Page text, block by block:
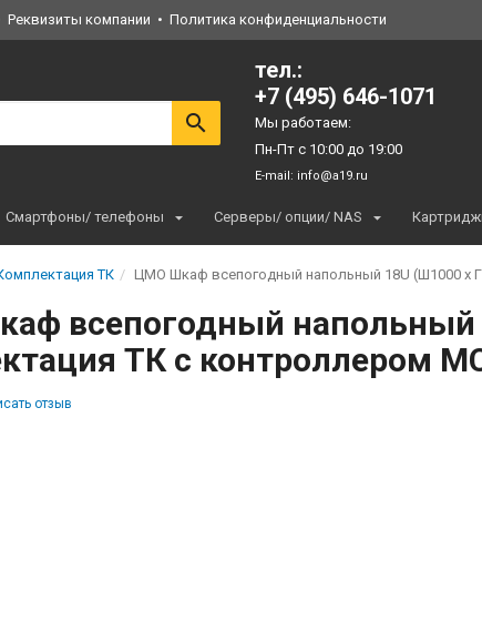
Реквизиты компании Политика конфиденциальности
тел.:
+7 (495) 646-1071
Мы работаем:
Пн-Пт с 10:00 до 19:00
E-mail: info@a19.ru
Смартфоны/ телефоны Серверы/ опции/ NAS
ТК ЦМО Шкаф всепогодный напольный 18U (Ш1000 х
всепогодный напольный
ТК с контроллером
отзыв